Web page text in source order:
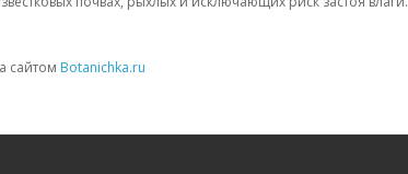
сайтом Botanichka.ru